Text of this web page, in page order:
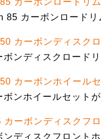
85 カーボンロード
カーボンディスク
ンディスクロード
カーボンホイールセ
ンホイールセット
ーボンディスクフ
ディスクフロント